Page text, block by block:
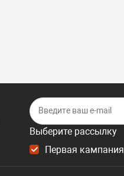
Выберите рассылку
Первая кампания